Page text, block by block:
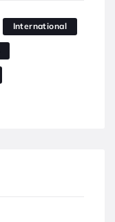
International